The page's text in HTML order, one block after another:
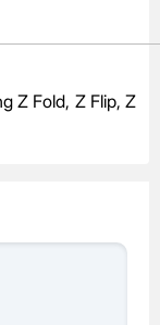
Z Fold, Z Flip, Z